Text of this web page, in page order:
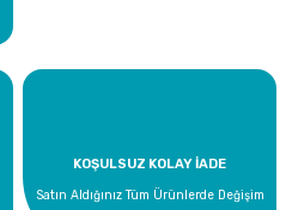
KOŞULSUZ KOLAY İADE
Satın Aldığınız Tüm Ürünlerde Değişim